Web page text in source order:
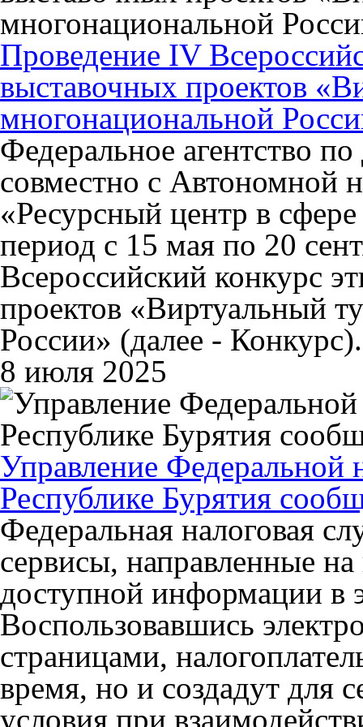
Проведение IV
выставочных проектов
многонациональной
Федеральное агентство
совместно с Автономной
«Ресурсный центр в
период с 15 мая по 20
Всероссийский конкурс
проектов «Виртуальный
России» (далее -
8 июля 2025
Управление Федеральной
Республике Бурятия
Федеральная налоговая
сервисы, направленные
доступной информации в
Воспользовавшись
страницами,
время, но и создадут для
условия при